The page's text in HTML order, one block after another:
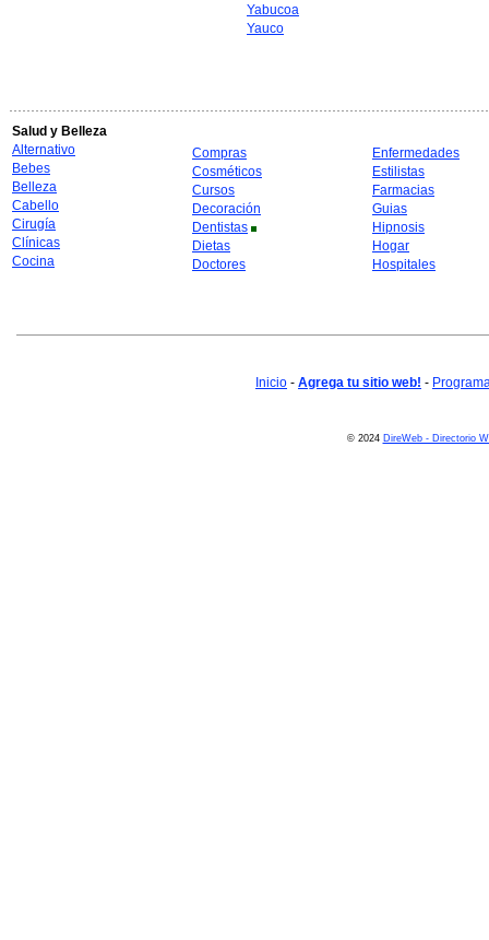
Yabucoa
Yauco
Salud y Belleza
Alternativo
Bebes
Belleza
Cabello
Cirugía
Clínicas
Cocina
Compras
Cosméticos
Cursos
Decoración
Dentistas
Dietas
Doctores
Enfermedades
Estilistas
Farmacias
Guias
Hipnosis
Hogar
Hospitales
Inicio - Agrega tu sitio web! -
© 2024 DireWeb - Directorio